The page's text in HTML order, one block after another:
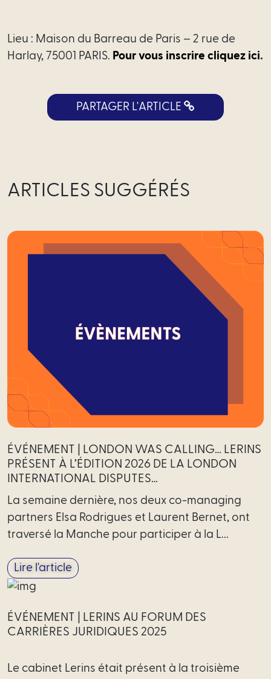
Médiateur
International
Équipe
Lieu : Maison du Barreau de Paris – 2 rue de
Harlay, 75001 PARIS. Pour vous inscrire cliquez ici.
PARTAGER L'ARTICLE
ARTICLES SUGGÉRÉS
ÉVÉNEMENT | LONDON WAS CALLING… LERINS
PRÉSENT À L’ÉDITION 2026 DE LA LONDON
INTERNATIONAL DISPUTES…
La semaine dernière, nos deux co-managing
partners Elsa Rodrigues et Laurent Bernet, ont
traversé la Manche pour participer à la L...
Lire l'article
ÉVÉNEMENT | LERINS AU FORUM DES
CARRIÈRES JURIDIQUES 2025
Le cabinet Lerins était présent à la troisième